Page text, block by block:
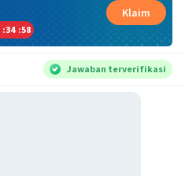
:34 :57
Klaim
Jawaban terverifikasi